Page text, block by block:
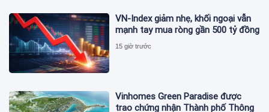
VN-Index giảm nhẹ, khối ngoại vẫn
mạnh tay mua ròng gần 500 tỷ đồng
15 giờ trước
Vinhomes Green Paradise được
trao chứng nhận Thành phố Thông